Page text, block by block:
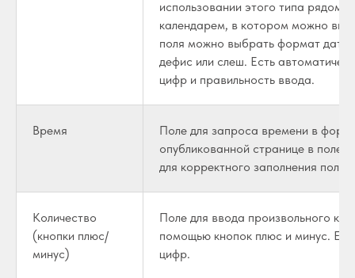
использовании этого типа рядом
календарем, в котором можно
поля можно выбрать формат даты
дефис или слеш. Есть
цифр и правильность ввода.
Время
Поле для запроса времени в
опубликованной странице в поле
для корректного заполнения поля.
Количество
(кнопки плюс/
минус)
Поле для ввода произвольного
помощью кнопок плюс и минус.
цифр.